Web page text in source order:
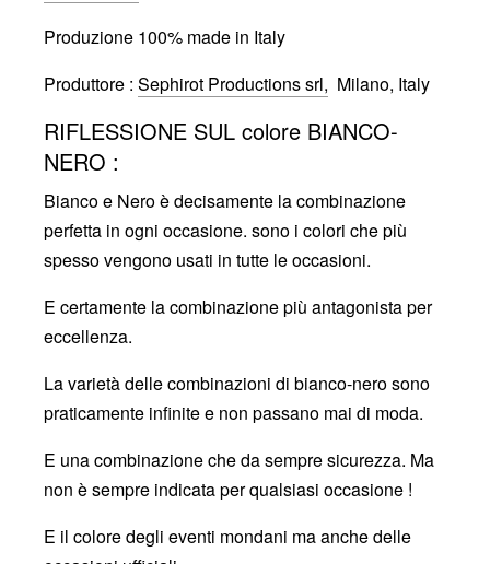
Produzione 100% made in Italy
Produttore : Sephirot Productions srl, Milano, Italy
RIFLESSIONE SUL colore BIANCO-
NERO :
Bianco e Nero è decisamente la combinazione
perfetta in ogni occasione. sono i colori che più
spesso vengono usati in tutte le occasioni.
E certamente la combinazione più antagonista per
eccellenza.
La varietà delle combinazioni di bianco-nero sono
praticamente infinite e non passano mai di moda.
E una combinazione che da sempre sicurezza. Ma
non è sempre indicata per qualsiasi occasione !
E il colore degli eventi mondani ma anche delle